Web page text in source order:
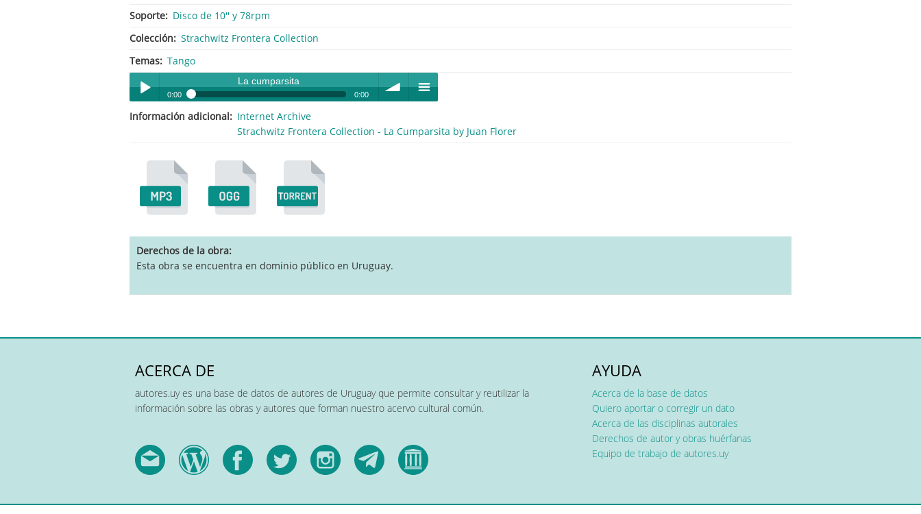
Soporte
Disco de 10'' y 78rpm
Colección
Strachwitz Frontera Collection
Temas Tango
Play /
La cumparsita
0:00 0:00
La cumparsita
Información adicional
Internet Archive
Strachwitz Frontera Collection - La Cumparsita by Juan Florer
Derechos de la obra
Esta obra se encuentra en dominio público en Uruguay.
ACERCA DE
autores.uy es una base de datos de autores de Uruguay que permite consultar y reutilizar la
información sobre las obras y autores que forman nuestro acervo cultural común.
AYUDA
Acerca de la base de datos
Quiero aportar o corregir un dato
Acerca de las disciplinas autorales
Derechos de autor y obras huérfanas
Equipo de trabajo de autores.uy